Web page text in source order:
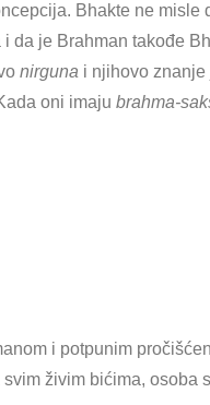
Bhakte ne misle
da je Brahman takođe
nirguna i njihovo znanje
oni imaju brahma-
i potpunim
živim bićima, osoba